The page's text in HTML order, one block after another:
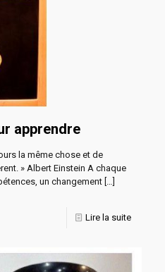
apprendre
la même chose et de
» Albert Einstein A chaque
un changement […]
Lire la suite